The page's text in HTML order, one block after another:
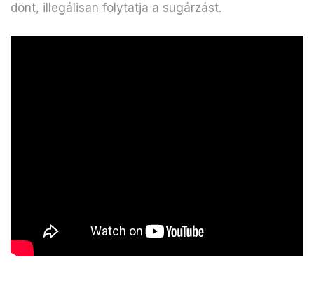
dönt, illegálisan folytatja a sugárzást.